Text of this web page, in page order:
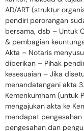
AD/ART (struktur
pendiri perorangan
bersama, dsb – Untuk
& pembagian
Akta – Notaris
diberikan – Pihak
kesesuaian – Jika
menandatangani akta
Kemenkumham (untuk
mengajukan akta ke
mendapat
pengesahan dan